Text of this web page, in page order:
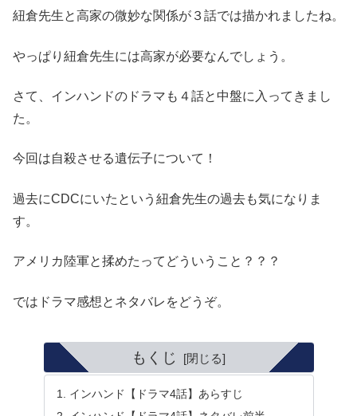
紐倉先生と高家の微妙な関係が３話では描かれましたね。
やっぱり紐倉先生には高家が必要なんでしょう。
さて、インハンドのドラマも４話と中盤に入ってきまし
た。
今回は自殺させる遺伝子について！
過去にCDCにいたという紐倉先生の過去も気になりま
す。
アメリカ陸軍と揉めたってどういうこと？？？
ではドラマ感想とネタバレをどうぞ。
もくじ
インハンド【ドラマ4話】あらすじ